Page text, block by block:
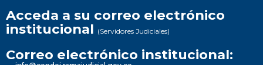
Acceda a su correo electrónico
institucional (Servidores Judiciales)
Correo electrónico institucional: